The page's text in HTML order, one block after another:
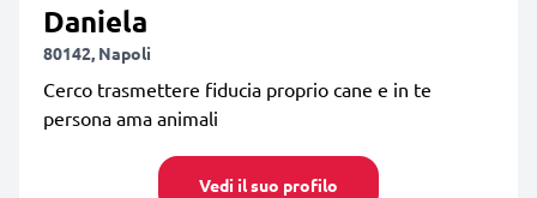
Daniela
80142, Napoli
Cerco trasmettere fiducia proprio cane e in te
persona ama animali
Vedi il suo profilo